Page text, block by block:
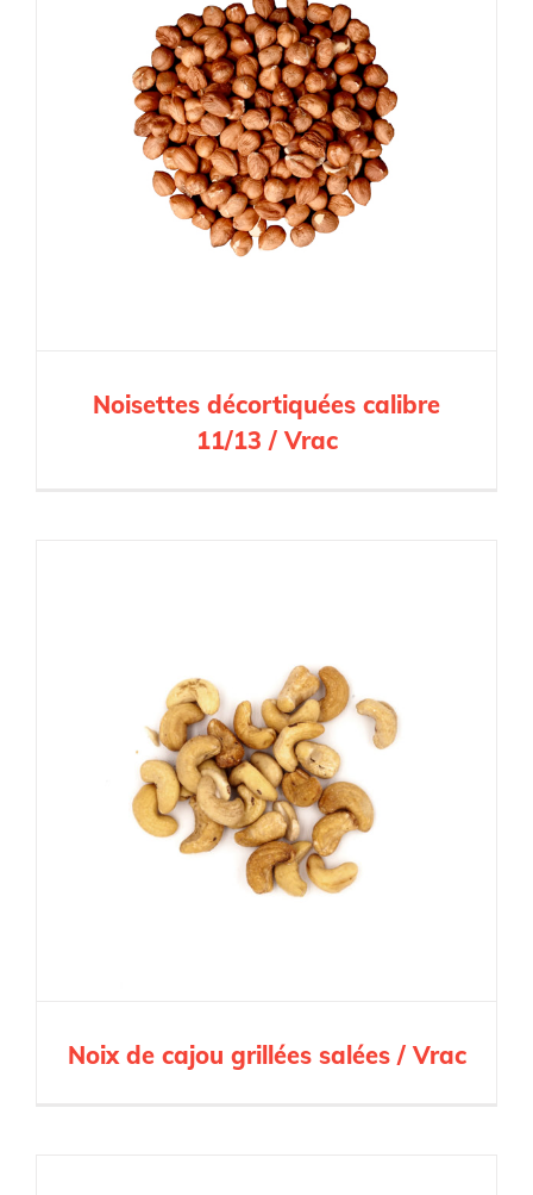
Noisettes décortiquées calibre
11/13 / Vrac
Noix de cajou grillées salées / Vrac